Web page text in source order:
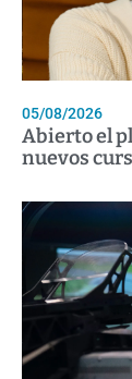
05/08/2026
Abierto el
nuevos